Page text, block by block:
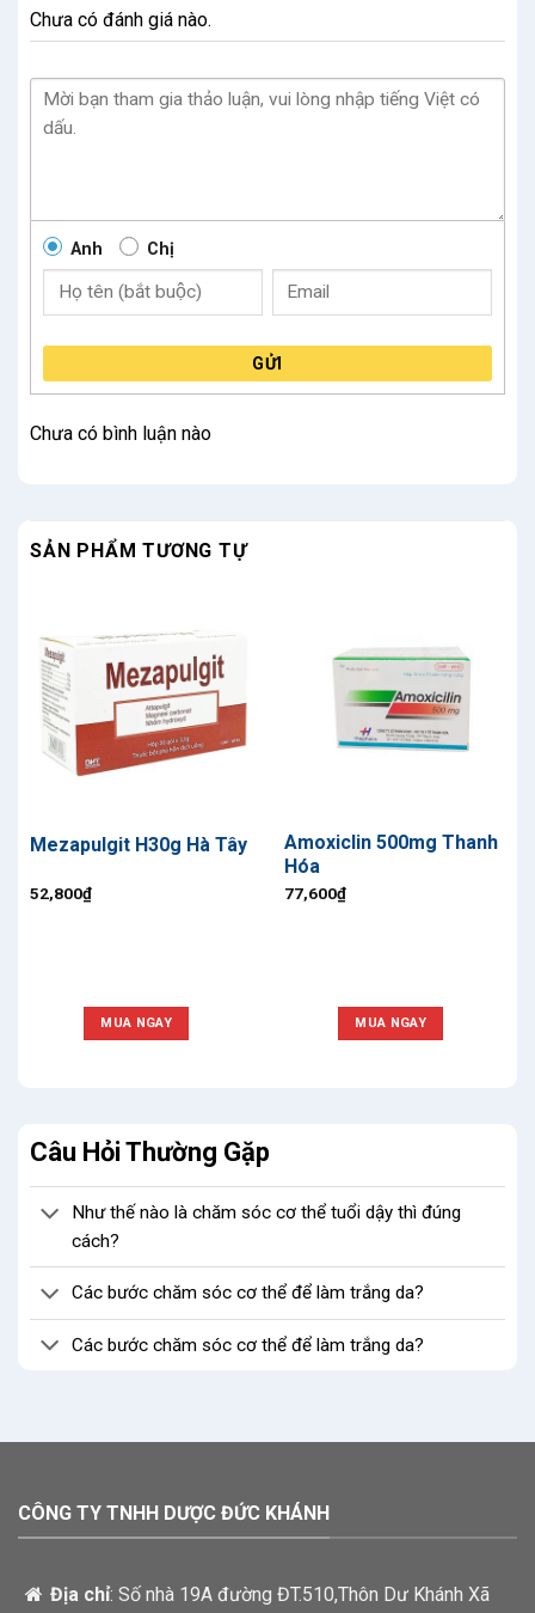
Chưa có đánh giá nào.
Anh Chị
GỬI
Chưa có bình luận nào
SẢN PHẨM TƯƠNG TỰ
Mezapulgit H30g Hà Tây
52,800₫
MUA NGAY
Amoxiclin 500mg Thanh
Hóa
77,600₫
MUA NGAY
Câu Hỏi Thường Gặp
Như thế nào là chăm sóc cơ thể tuổi dậy thì đúng
cách?
Các bước chăm sóc cơ thể để làm trắng da?
Các bước chăm sóc cơ thể để làm trắng da?
CÔNG TY TNHH DƯỢC ĐỨC KHÁNH
Địa chỉ: Số nhà 19A đường ĐT.510,Thôn Dư Khánh Xã